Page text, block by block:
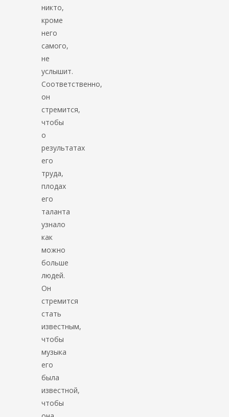
никто,
кроме
него
самого,
не
услышит.
Соответственно,
он
стремится,
чтобы
о
результатах
его
труда,
плодах
его
таланта
узнало
как
можно
больше
людей.
Он
стремится
стать
известным,
чтобы
музыка
его
была
известной,
чтобы